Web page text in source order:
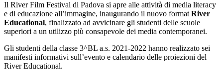
Il River Film Festival di Padova si apre alle attività di media literacy
e di educazione all’immagine, inaugurando il nuovo format River
Educational, finalizzato ad avvicinare gli studenti delle scuole
superiori a un utilizzo più consapevole dei media contemporanei.
Gli studenti della classe 3^BL a.s. 2021-2022 hanno realizzato sei
manifesti informativi sull’evento e calendario delle proiezioni del
River Educational.